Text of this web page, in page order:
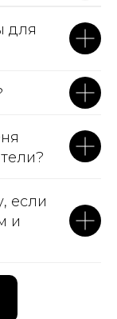
для
если
и